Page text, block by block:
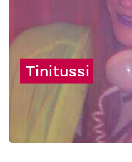
Tinitussi